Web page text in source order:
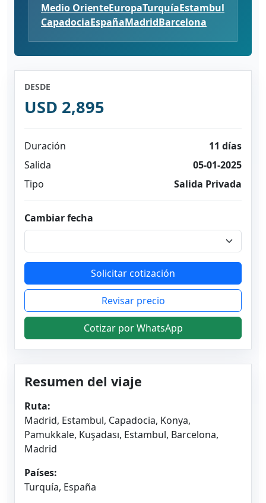
Medio OrienteEuropaTurquíaEstambul
CapadociaEspañaMadridBarcelona
Resumen del viaje
Ruta:
Madrid, Estambul, Capadocia, Konya,
Pamukkale, Kuşadası, Estambul, Barcelona,
Madrid
Países:
Turquía, España
DESDE
USD 2,895
Duración
11 días
Salida
05-01-2025
Tipo
Salida Privada
Cambiar fecha
Solicitar cotización
Revisar precio
Cotizar por WhatsApp